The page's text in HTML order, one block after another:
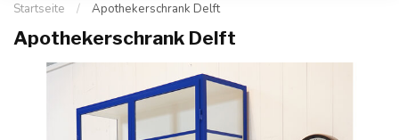
Startseite / Apothekerschrank Delft
Apothekerschrank Delft